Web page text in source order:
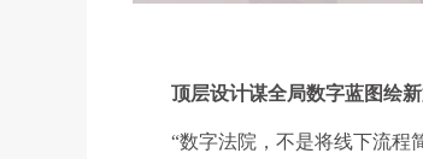
顶层设计谋全局数字蓝图绘
“数字法院，不是将线下流程